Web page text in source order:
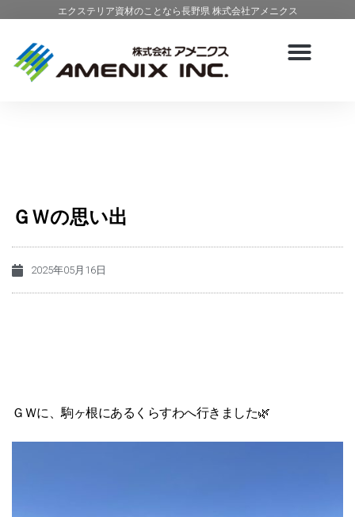
エクステリア資材のことなら長野県 株式会社アメニクス
ＧＷの思い出
2025年05月16日
ＧＷに、駒ヶ根にあるくらすわへ行きました🌿